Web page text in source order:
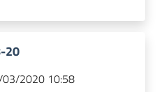
20
2020 10:58